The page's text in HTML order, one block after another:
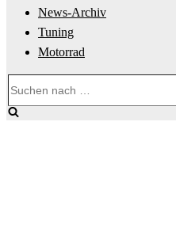
News-Archiv
Tuning
Motorrad
nach …